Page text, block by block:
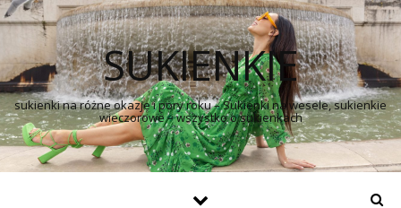
SUKIENKIE
sukienki na różne okazje i pory roku – Sukienki na wesele, sukienkie
wieczorowe – wszystko o sukienkach